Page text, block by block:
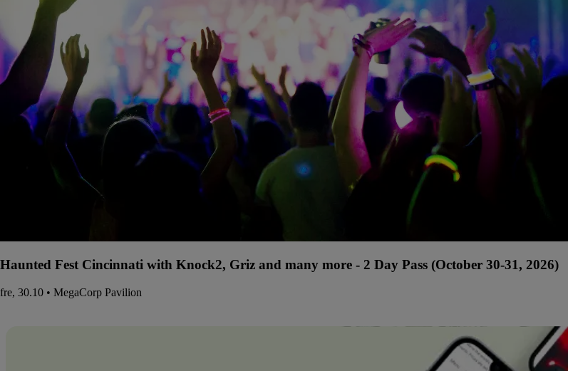
Haunted Fest Cincinnati with Knock2, Griz and many more - 2 Day Pass (October 30-31, 2026)
fre, 30.10 • MegaCorp Pavilion